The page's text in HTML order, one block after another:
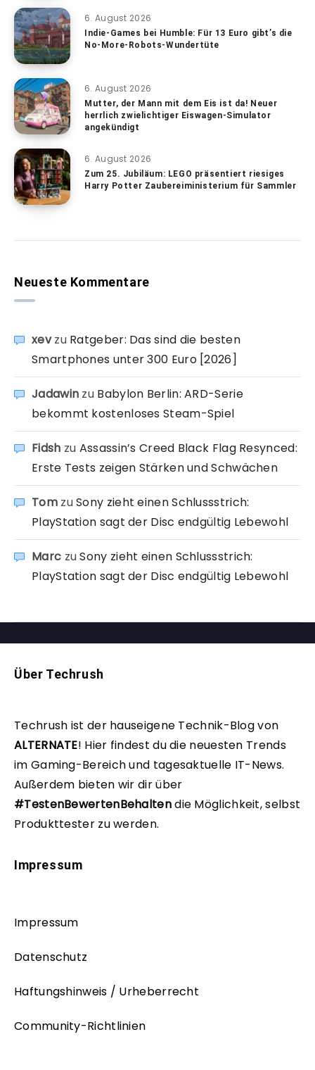
6. August 2026
Indie-Games bei Humble: Für 13 Euro gibt’s die
No-More-Robots-Wundertüte
6. August 2026
Mutter, der Mann mit dem Eis ist da! Neuer
herrlich zwielichtiger Eiswagen-Simulator
angekündigt
6. August 2026
Zum 25. Jubiläum: LEGO präsentiert riesiges
Harry Potter Zaubereiministerium für Sammler
Neueste Kommentare
xevzu Ratgeber: Das sind die besten
Smartphones unter 300 Euro [2026]
Jadawin zu Babylon Berlin: ARD-Serie
bekommt kostenloses Steam-Spiel
Fidsh zu Assassin’s Creed Black Flag Resynced:
Erste Tests zeigen Stärken und Schwächen
TomzuSony zieht einen Schlussstrich:
PlayStation sagt der Disc endgültig Lebewohl
Marc zuSony zieht einen Schlussstrich:
PlayStation sagt der Disc endgültig Lebewohl
Über Techrush
Techrush ist der hauseigene Technik-Blog von
ALTERNATE! Hier findest du die neuesten Trends
im Gaming-Bereich und tagesaktuelle IT-News.
Außerdem bieten wir dir über
#TestenBewertenBehaltendie Möglichkeit, selbst
Produkttester zu werden.
Impressum
Impressum
Datenschutz
Haftungshinweis / Urheberrecht
Community-Richtlinien